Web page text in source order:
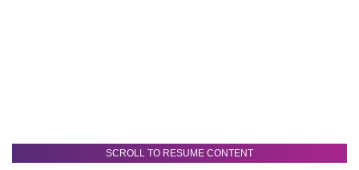
SCROLL TO RESUME CONTENT